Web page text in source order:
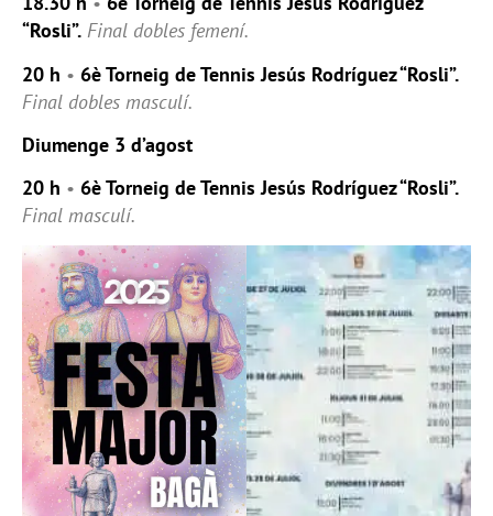
“Rosli”. Final dobles femení.
20 h • 6è Torneig de Tennis Jesús Rodríguez “Rosli”.
Final dobles masculí.
Diumenge 3 d’agost
20 h • 6è Torneig de Tennis Jesús Rodríguez “Rosli”.
Final masculí.